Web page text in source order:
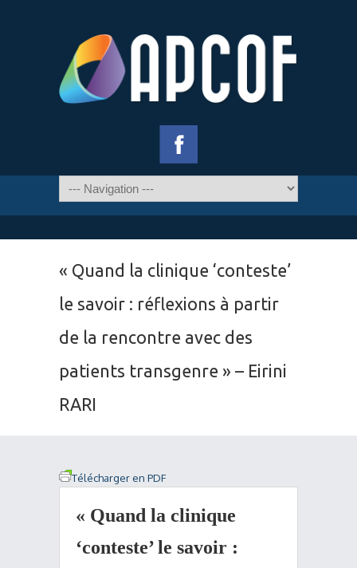
« Quand la clinique ‘conteste’
le savoir : réflexions à partir
de la rencontre avec des
patients transgenre » – Eirini
RARI
Télécharger en PDF
« Quand la clinique
‘conteste’ le savoir :